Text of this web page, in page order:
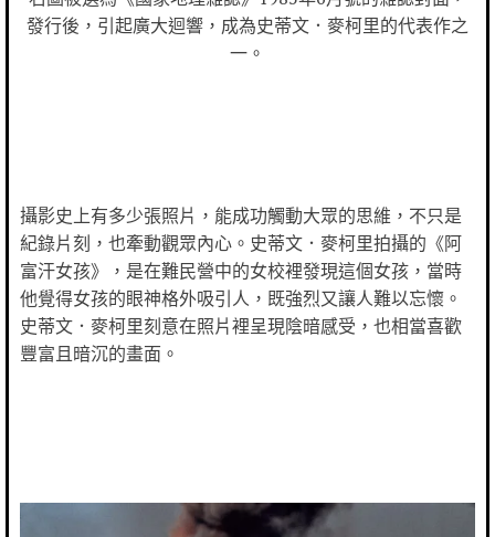
發行後，引起廣大迴響，成為史蒂文．麥柯里的代表作之
一。
攝影史上有多少張照片，能成功觸動大眾的思維，不只是
紀錄片刻，也牽動觀眾內心。史蒂文．麥柯里拍攝的《阿
富汗女孩》，是在難民營中的女校裡發現這個女孩，當時
他覺得女孩的眼神格外吸引人，既強烈又讓人難以忘懷。
史蒂文．麥柯里刻意在照片裡呈現陰暗感受，也相當喜歡
豐富且暗沉的畫面。